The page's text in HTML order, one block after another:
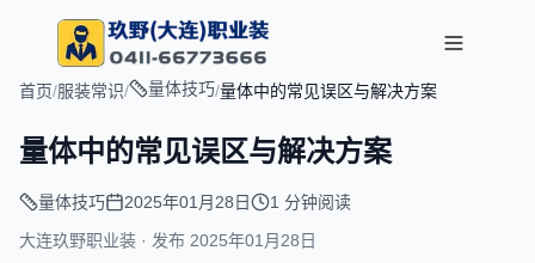
首页/服装常识/ 量体技巧/量体中的常见误区与解决方案
量体中的常见误区与解决方案
量体技巧 2025年01月28日
1 分钟阅读
大连玖野职业装 · 发布 2025年01月28日